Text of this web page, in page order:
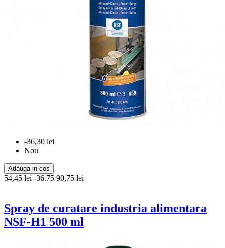
-36,30 lei
Nou
Adauga in cos
54,45 lei -36.75 90,75 lei
Spray de curatare industria alimentara
NSF-H1 500 ml